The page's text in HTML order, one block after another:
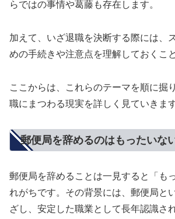
らではの事情や葛藤も存在します。
加えて、いざ退職を決断する際には、
めの手続きや注意点を理解しておくこ
ここからは、これらのテーマを順に掘
職にまつわる現実を詳しく見ていきます
郵便局を辞めるのはもったいな
郵便局を辞めることは一見すると「も
れがちです。その背景には、郵便局と
ざし、安定した職業として長年認識さ